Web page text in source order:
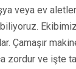
veya ev
Çamaşır
ve işte